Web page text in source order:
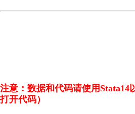
注意：数据和代码请使用Stata14
打开代码）